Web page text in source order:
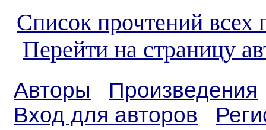
Список прочтений всех
Перейти на страницу
Авторы
Произведения
Вход для авторов